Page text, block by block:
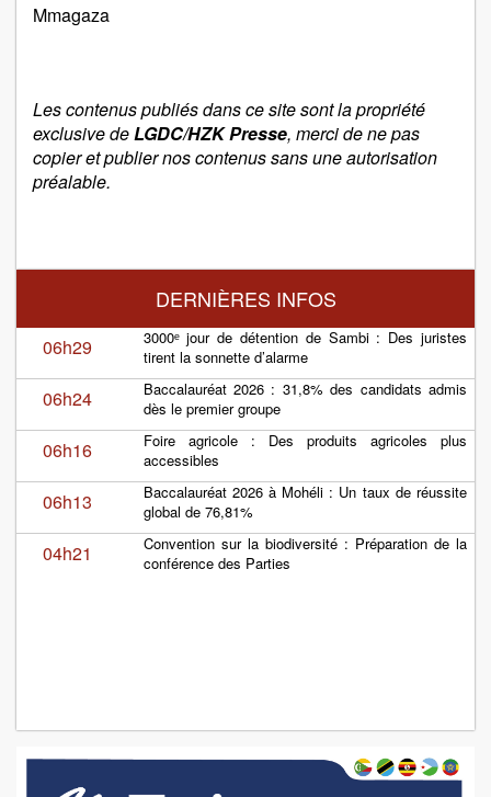
Mmagaza
Les contenus publiés dans ce site sont la propriété
exclusive de LGDC/HZK Presse, merci de ne pas
copier et publier nos contenus sans une autorisation
préalable.
DERNIÈRES INFOS
06h29
3000ᵉ jour de détention de Sambi : Des juristes
tirent la sonnette d’alarme
06h24
Baccalauréat 2026 : 31,8% des candidats admis
dès le premier groupe
06h16
Foire agricole : Des produits agricoles plus
accessibles
06h13
Baccalauréat 2026 à Mohéli : Un taux de réussite
global de 76,81%
04h21
Convention sur la biodiversité : Préparation de la
conférence des Parties